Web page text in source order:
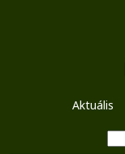
Aktuális